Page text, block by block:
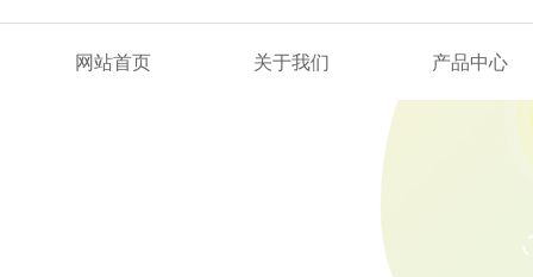
网站首页 关于我们 产品中心